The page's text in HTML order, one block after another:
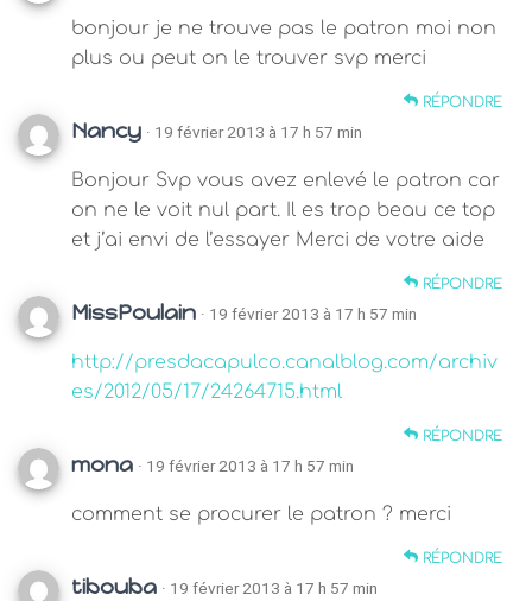
bonjour je ne trouve pas le patron moi non
plus ou peut on le trouver svp merci
RÉPONDRE
Nancy · 19 février 2013 à 17 h 57 min
Bonjour Svp vous avez enlevé le patron car
on ne le voit nul part. Il es trop beau ce top
et j’ai envi de l’essayer Merci de votre aide
RÉPONDRE
MissPoulain · 19 février 2013 à 17 h 57 min
http://presdacapulco.canalblog.com/archiv
es/2012/05/17/24264715.html
RÉPONDRE
mona · 19 février 2013 à 17 h 57 min
comment se procurer le patron ? merci
RÉPONDRE
tibouba · 19 février 2013 à 17 h 57 min